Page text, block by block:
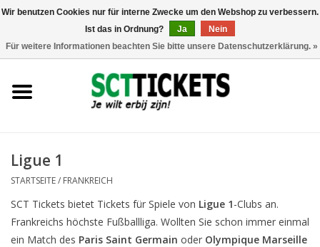
Frankreich
Ligue 1
STARTSEITE/ FRANKREICH
SCT Tickets bietet Tickets für Spiele von Ligue 1-Clubs an.
Frankreichs höchste Fußballliga. Wollten Sie schon immer einmal
ein Match des Paris Saint Germain oder Olympique Marseille
Wir benutzen Cookies nur für interne Zwecke um den Webshop zu verbessern.
Ist das in Ordnung?
Ja
Nein
Für weitere Informationen beachten Sie bitte unsere Datenschutzerklärung. »